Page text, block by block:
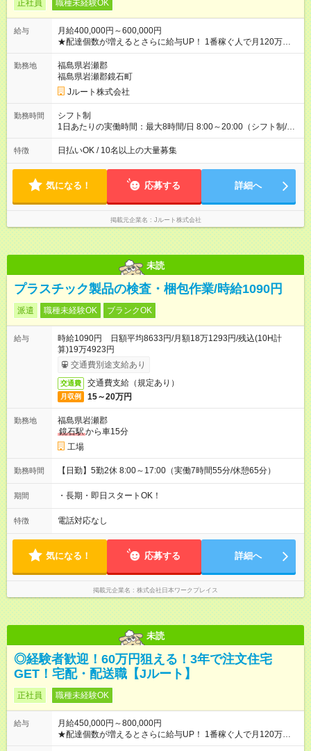
正社員 職種未経験OK
給与
月給400,000円～600,000円
★配達個数が増えるとさらに給与UP！ 1番稼ぐ人で月120万ほ
ど！ ・主要都市エリア 月収55万円／週5日稼働 月収65万~112
万円／週6日稼働 ・地方郊外エリア 月収40万円／週5日稼働 月
収40万円~50万円／週6日稼働 ＜モデルイメージ＞ ■月収50万
円 (27歳男性/江東区在住)※元建築関係 1日150個配達×25日勤務
(日休み) ■月収80万円(43歳男性/墨田区在住)※元営業 1日200個
勤務地
福島県岩瀬郡
福島県岩瀬郡鏡石町
Jルート株式会社
勤務時間
シフト制
1日あたりの実働時間：最大8時間/日 8:00～20:00（シフト制/実
働8時間） ※週5日勤務（場所次第では週4も有り） ※配達状況に
よって時間外での勤務可能性有り ※案件により多少の前後あり
特徴 日払いOK / 10名以上の大量募集
気になる！ 応募する 詳細へ
掲載元企業名 Jルート株式会社
未読
プラスチック製品の検査・梱包作業/時給1090円
派遣 職種未経験OK ブランクOK
給与
時給1090円 日額平均8633円/月額18万1293円/残込(10H計
算)19万4923円
交通費別途支給あり
交通費 交通費支給（規定あり）
月収例 15～20万円
勤務地
福島県岩瀬郡
鏡石駅から車15分
工場
勤務時間 【日勤】5勤2休 8:00～17:00（実働7時間55分/休憩65分）
期間 ・長期・即日スタートOK！
特徴 電話対応なし
気になる！ 応募する 詳細へ
掲載元企業名 株式会社日本ワークプレイス
未読
◎経験者歓迎！60万円狙える！3年で注文住宅
GET！宅配・配送職【Jルート】
正社員 職種未経験OK
給与
月給450,000円～800,000円
★配達個数が増えるとさらに給与UP！ 1番稼ぐ人で月120万ほ
ど！ ・主要都市エリア 月収55万円／週5日稼働 月収65万~112